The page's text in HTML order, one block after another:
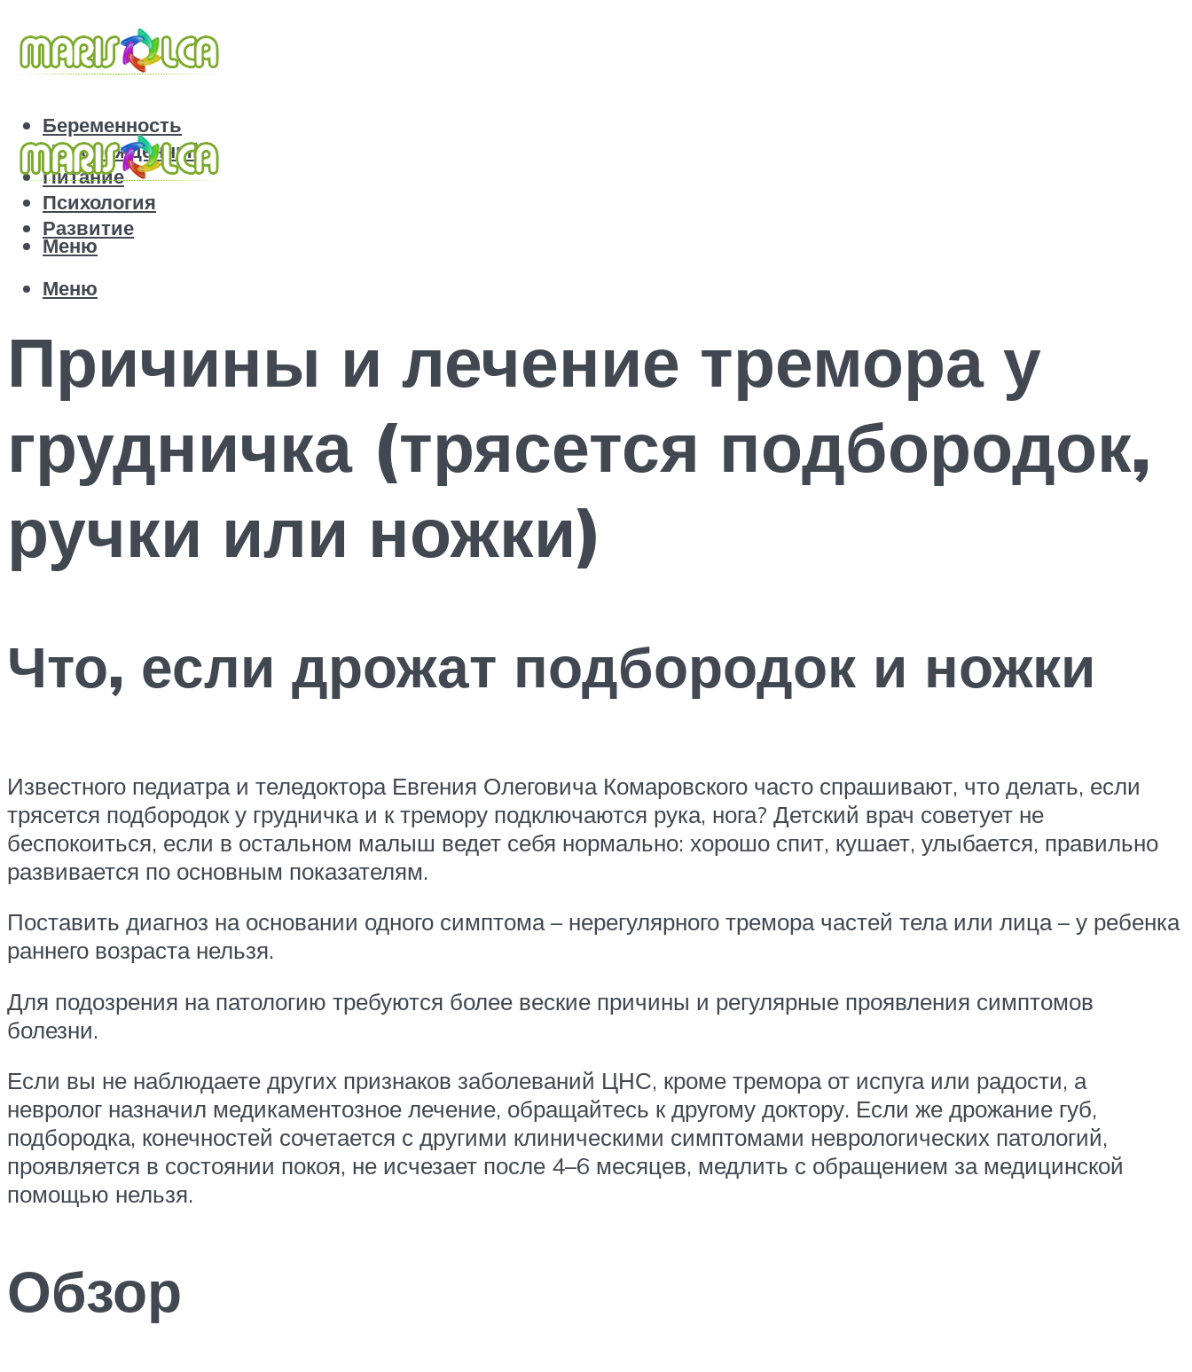
Беременность
Новорожденный
Питание
Психология
Развитие
Меню
Меню
Причины и лечение тремора у
грудничка (трясется подбородок,
ручки или ножки)
Что, если дрожат подбородок и ножки
Известного педиатра и теледоктора Евгения Олеговича Комаровского часто спрашивают, что делать, если
трясется подбородок у грудничка и к тремору подключаются рука, нога? Детский врач советует не
беспокоиться, если в остальном малыш ведет себя нормально: хорошо спит, кушает, улыбается, правильно
развивается по основным показателям.
Поставить диагноз на основании одного симптома – нерегулярного тремора частей тела или лица – у ребенка
раннего возраста нельзя.
Для подозрения на патологию требуются более веские причины и регулярные проявления симптомов
болезни.
Если вы не наблюдаете других признаков заболеваний ЦНС, кроме тремора от испуга или радости, а
невролог назначил медикаментозное лечение, обращайтесь к другому доктору. Если же дрожание губ,
подбородка, конечностей сочетается с другими клиническими симптомами неврологических патологий,
проявляется в состоянии покоя, не исчезает после 4–6 месяцев, медлить с обращением за медицинской
помощью нельзя.
Обзор